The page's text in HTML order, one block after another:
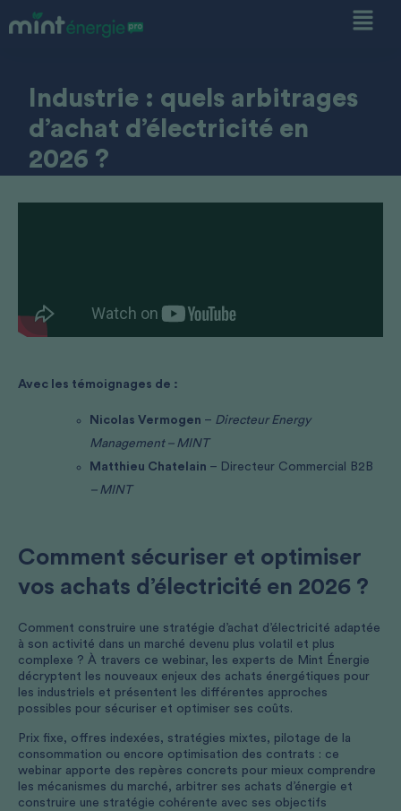
Industrie : quels arbitrages
d’achat d’électricité en
2026 ?
Avec les témoignages de :
Nicolas Vermogen – Directeur Energy
Management – MINT
Matthieu Chatelain – Directeur Commercial B2B
– MINT
Comment sécuriser et optimiser
vos achats d’électricité en 2026 ?
Comment construire une stratégie d’achat d’électricité adaptée
à son activité dans un marché devenu plus volatil et plus
complexe ? À travers ce webinar, les experts de Mint Énergie
décryptent les nouveaux enjeux des achats énergétiques pour
les industriels et présentent les différentes approches
possibles pour sécuriser et optimiser ses coûts.
Prix fixe, offres indexées, stratégies mixtes, pilotage de la
consommation ou encore optimisation des contrats : ce
webinar apporte des repères concrets pour mieux comprendre
les mécanismes du marché, arbitrer ses achats d’énergie et
construire une stratégie cohérente avec ses objectifs